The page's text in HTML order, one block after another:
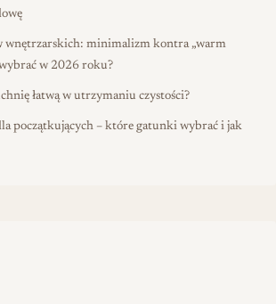
wnętrzarskich: minimalizm kontra „warm
w 2026 roku?
łatwą w utrzymaniu czystości?
początkujących – które gatunki wybrać i jak